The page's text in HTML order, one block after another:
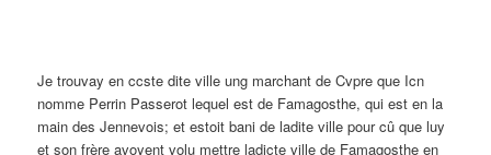
Je trouvay en ccste dite ville ung marchant de Cvpre que Icn
nomme Perrin Passerot lequel est de Famagosthe, qui est en la
main des Jennevois; et estoit bani de ladite ville pour cû que luy
et son frère avoyent volu mettre ladicte ville de Famagosthe en